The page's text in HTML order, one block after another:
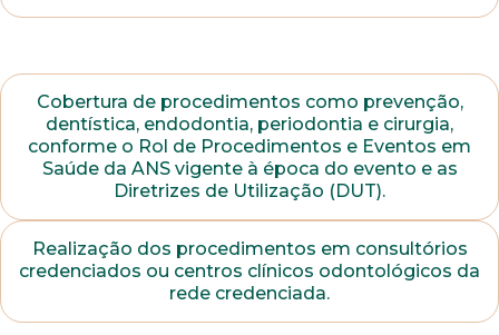
Cobertura de procedimentos como prevenção,
dentística, endodontia, periodontia e cirurgia,
conforme o Rol de Procedimentos e Eventos em
Saúde da ANS vigente à época do evento e as
Diretrizes de Utilização (DUT).
Realização dos procedimentos em consultórios
credenciados ou centros clínicos odontológicos da
rede credenciada.